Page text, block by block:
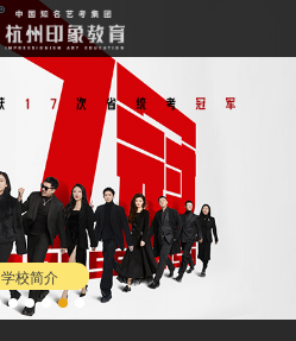
学校简介